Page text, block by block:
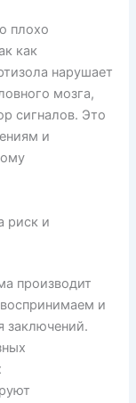
плохо
как
нарушает
мозга,
сигналов. Это
и
риск и
производит
и
заключений.